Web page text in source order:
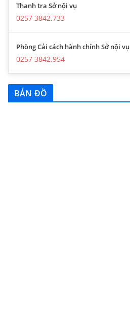
Thanh tra Sở nội vụ
0257 3842.733
Phòng Cải cách hành chính Sở nội vụ
0257 3842.954
BẢN ĐỒ